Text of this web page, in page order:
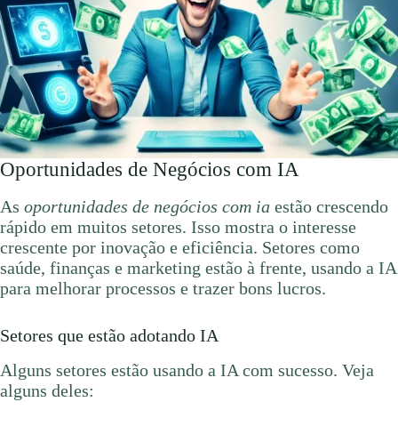
Oportunidades de Negócios com IA
As oportunidades de negócios com ia estão crescendo
rápido em muitos setores. Isso mostra o interesse
crescente por inovação e eficiência. Setores como
saúde, finanças e marketing estão à frente, usando a IA
para melhorar processos e trazer bons lucros.
Setores que estão adotando IA
Alguns setores estão usando a IA com sucesso. Veja
alguns deles: